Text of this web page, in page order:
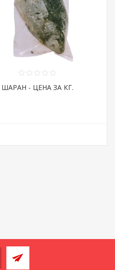
ШАРАН - ЦЕНА ЗА КГ.